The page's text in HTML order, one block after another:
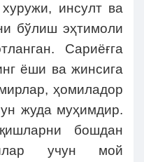
инсулт ва
бўлиш эҳтимоли
Сариёғга
ёши ва жинсига
ҳомиладор
жуда муҳимдир.
бошдан
учун мой